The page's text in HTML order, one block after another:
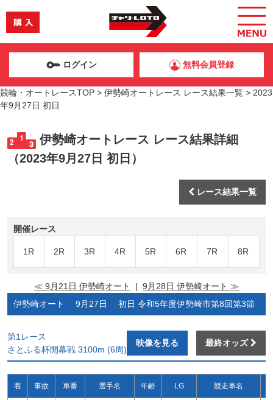
ログイン 無料会員登録
競輪・オートレースTOP > 伊勢崎オートレース レース結果一覧 > 2023
年9月27日 初日
伊勢崎オートレース レース結果詳細
（2023年9月27日 初日）
レース結果一覧
開催レース
1R 2R 3R 4R 5R 6R 7R 8R
≪ 9月21日 伊勢崎オート | 9月28日 伊勢崎オート ≫
伊勢崎オート 9月27日 初日 令和5年度伊勢崎市第8回第3節
第1レース
さとふる杯開幕戦 3100m (6周)
映像を見る 最終オッズ
着 事故 車番 選手名 年齢 LG 競走車名